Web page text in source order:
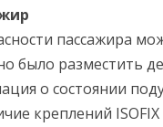
пассажира
было разместить
о состоянии
креплений